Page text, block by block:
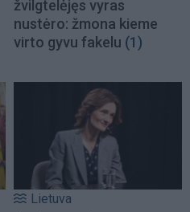
žvilgtelėjęs vyras
nustėro: žmona kieme
virto gyvu fakelu (1)
Lietuva